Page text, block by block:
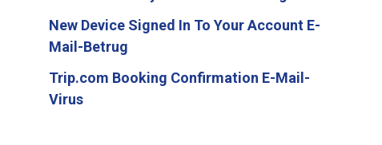
New Device Signed In To Your Account E-
Mail-Betrug
Trip.com Booking Confirmation E-Mail-
Virus